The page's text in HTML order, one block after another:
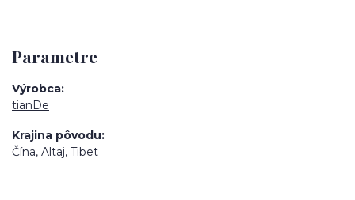
Parametre
Výrobca
tianDe
Krajina pôvodu
Čína, Altaj, Tibet